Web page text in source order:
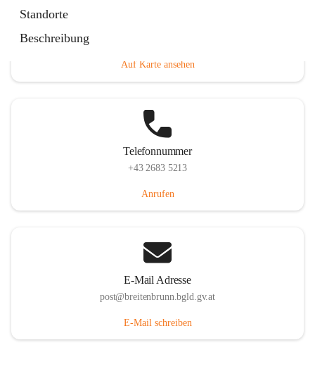
Standorte
Beschreibung
Auf Karte ansehen
Telefonnummer
+43 2683 5213
Anrufen
E-Mail Adresse
post@breitenbrunn.bgld.gv.at
E-Mail schreiben